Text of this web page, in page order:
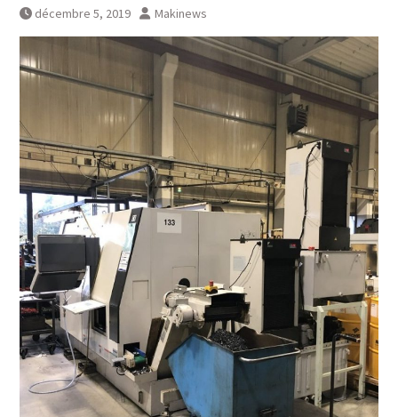
décembre 5, 2019 Makinews